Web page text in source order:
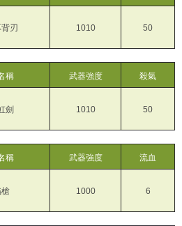
刃 1010 50
稱 武器強度 殺氣
劍 1010 50
稱 武器強度 流血
1000 6